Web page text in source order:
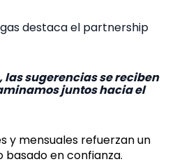
destaca el partnership
las sugerencias se reciben
juntos hacia el
y mensuales refuerzan un
en confianza.